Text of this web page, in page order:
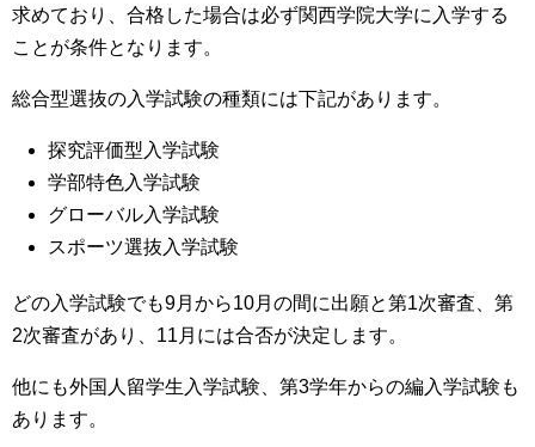
求めており、 合格した場合は必ず関西学院大学に入学する
ことが条件となります。
総合型選抜の入学試験の種類には下記があります。
探究評価型入学試験
学部特色入学試験
グローバル入学試験
スポーツ選抜入学試験
どの入学試験でも9月から10月の間に出願と第1次審査、第
2次審査があり、11月には合否が決定 します。
他にも外国人留学生入学試験、第3学年からの編入学試験も
あります。